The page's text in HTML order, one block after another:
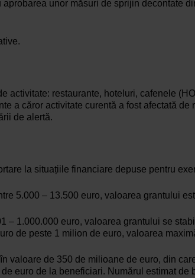
unor măsuri de sprijin decontate
activitate: restaurante, hoteluri, cafenele
a căror activitate curentă a fost afectată
de alertă.
la situațiile financiare depuse pentru
5.000 – 13.500 euro, valoarea grantului
– 1.000.000 euro, valoarea grantului se
de peste 1 milion de euro, valoarea
valoare de 350 de milioane de euro, din
euro de la beneficiari. Numărul estimat de